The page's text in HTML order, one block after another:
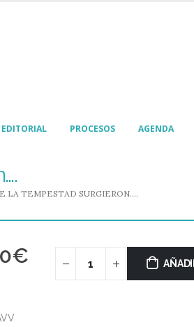
EDITORIAL PROCESOS AGENDA
LA TEMPESTAD SURGIERON….
€